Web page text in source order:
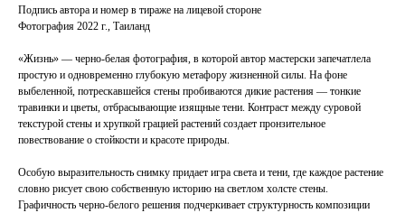
Подпись автора и номер в тираже на лицевой стороне
Фотография 2022 г., Таиланд
«Жизнь» — черно-белая фотография, в которой автор мастерски запечатлела
простую и одновременно глубокую метафору жизненной силы. На фоне
выбеленной, потрескавшейся стены пробиваются дикие растения — тонкие
травинки и цветы, отбрасывающие изящные тени. Контраст между суровой
текстурой стены и хрупкой грацией растений создает пронзительное
повествование о стойкости и красоте природы.
Особую выразительность снимку придает игра света и тени, где каждое растение
словно рисует свою собственную историю на светлом холсте стены.
Графичность черно-белого решения подчеркивает структурность композиции